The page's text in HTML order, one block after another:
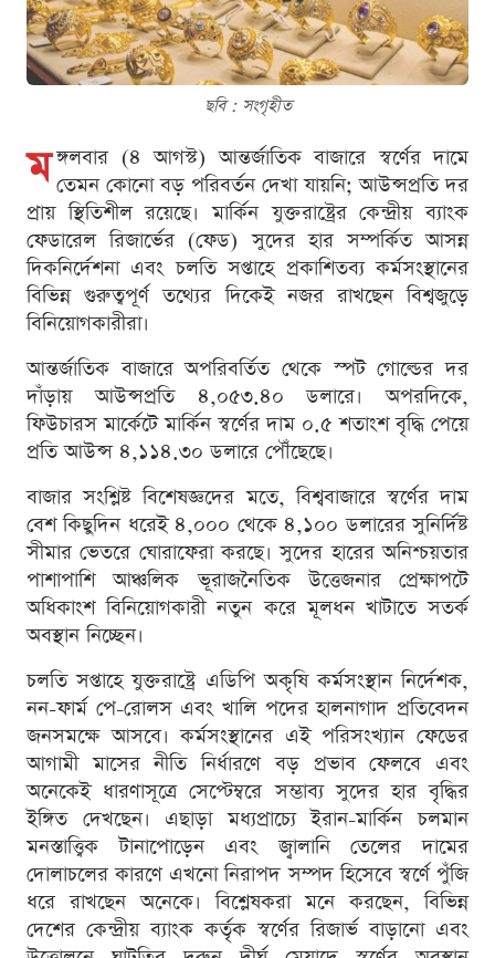
ছবি : সংগৃহীত
ম ঙ্গলবার (৪ আগস্ট) আন্তর্জাতিক বাজারে স্বর্ণের দামে
তেমন কোনো বড় পরিবর্তন দেখা যায়নি; আউন্সপ্রতি দর
প্রায় স্থিতিশীল রয়েছে। মার্কিন যুক্তরাষ্ট্রের কেন্দ্রীয় ব্যাংক
ফেডারেল রিজার্ভের (ফেড) সুদের হার সম্পর্কিত আসন্ন
দিকনির্দেশনা এবং চলতি সপ্তাহে প্রকাশিতব্য কর্মসংস্থানের
বিভিন্ন গুরুত্বপূর্ণ তথ্যের দিকেই নজর রাখছেন বিশ্বজুড়ে
বিনিয়োগকারীরা।
আন্তর্জাতিক বাজারে অপরিবর্তিত থেকে স্পট গোল্ডের দর
দাঁড়ায় আউন্সপ্রতি ৪,০৫৩.৪০ ডলারে। অপরদিকে,
ফিউচারস মার্কেটে মার্কিন স্বর্ণের দাম ০.৫ শতাংশ বৃদ্ধি পেয়ে
প্রতি আউন্স ৪,১১৪.৩০ ডলারে পৌঁছেছে।
বাজার সংশ্লিষ্ট বিশেষজ্ঞদের মতে, বিশ্ববাজারে স্বর্ণের দাম
বেশ কিছুদিন ধরেই ৪,০০০ থেকে ৪,১০০ ডলারের সুনির্দিষ্ট
সীমার ভেতরে ঘোরাফেরা করছে। সুদের হারের অনিশ্চয়তার
পাশাপাশি আঞ্চলিক ভূরাজনৈতিক উত্তেজনার প্রেক্ষাপটে
অধিকাংশ বিনিয়োগকারী নতুন করে মূলধন খাটাতে সতর্ক
অবস্থান নিচ্ছেন।
চলতি সপ্তাহে যুক্তরাষ্ট্রে এডিপি অকৃষি কর্মসংস্থান নির্দেশক,
নন-ফার্ম পে-রোলস এবং খালি পদের হালনাগাদ প্রতিবেদন
জনসমক্ষে আসবে। কর্মসংস্থানের এই পরিসংখ্যান ফেডের
আগামী মাসের নীতি নির্ধারণে বড় প্রভাব ফেলবে এবং
অনেকেই ধারণাসূত্রে সেপ্টেম্বরে সম্ভাব্য সুদের হার বৃদ্ধির
ইঙ্গিত দেখছেন। এছাড়া মধ্যপ্রাচ্যে ইরান-মার্কিন চলমান
মনস্তাত্ত্বিক টানাপোড়েন এবং জ্বালানি তেলের দামের
দোলাচলের কারণে এখনো নিরাপদ সম্পদ হিসেবে স্বর্ণে পুঁজি
ধরে রাখছেন অনেকে। বিশ্লেষকরা মনে করছেন, বিভিন্ন
দেশের কেন্দ্রীয় ব্যাংক কর্তৃক স্বর্ণের রিজার্ভ বাড়ানো এবং